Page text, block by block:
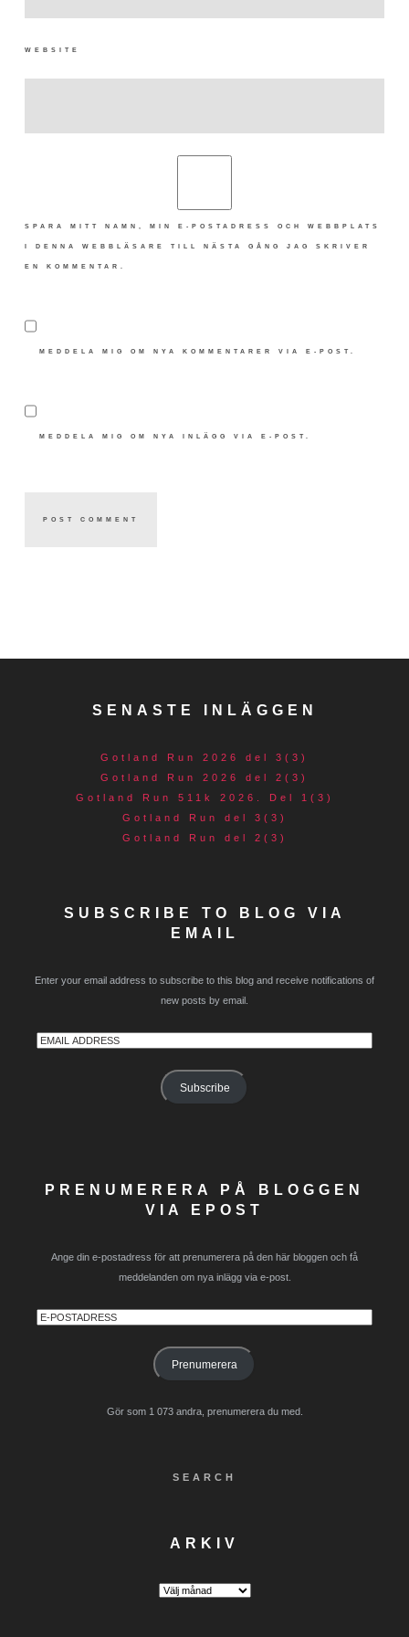
WEBSITE
SPARA MITT NAMN, MIN E-POSTADRESS OCH WEBBPLATS
I DENNA WEBBLÄSARE TILL NÄSTA GÅNG JAG SKRIVER
EN KOMMENTAR.
MEDDELA MIG OM NYA KOMMENTARER VIA E-POST.
MEDDELA MIG OM NYA INLÄGG VIA E-POST.
SENASTE INLÄGGEN
Gotland Run 2026 del 3(3)
Gotland Run 2026 del 2(3)
Gotland Run 511k 2026. Del 1(3)
Gotland Run del 3(3)
Gotland Run del 2(3)
SUBSCRIBE TO BLOG VIA
EMAIL
Enter your email address to subscribe to this blog and receive notifications of
new posts by email.
Email
Subscribe
PRENUMERERA PÅ BLOGGEN
VIA EPOST
Ange din e-postadress för att prenumerera på den här bloggen och få
meddelanden om nya inlägg via e-post.
E-
Prenumerera
Gör som 1 073 andra, prenumerera du med.
SEARCH
ARKIV
Arkiv